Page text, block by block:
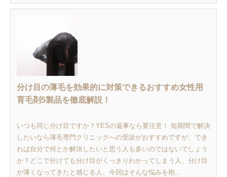
分け目の薄毛を効果的に対策できるおすすめ女性用
育毛剤5製品を徹底解説！
いつも同じ分け目ですか？YESの返事なら要注意！ 短期間で解決
したいなら薄毛専門クリニックへの受診がおすすめですが、でき
れば自分で何とか解決したいと思う人も多いのではないでしょう
か？どこで分けても分け目がくっきりわかってしまう人、分け目
が薄くなってきたと感じる人、今回はそんな悩みを抱...